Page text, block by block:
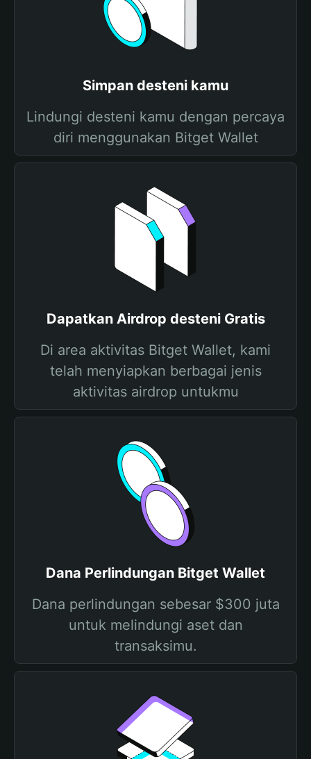
Simpan desteni kamu
Lindungi desteni kamu dengan percaya
diri menggunakan Bitget Wallet
Dapatkan Airdrop desteni Gratis
Di area aktivitas Bitget Wallet, kami
telah menyiapkan berbagai jenis
aktivitas airdrop untukmu
Dana Perlindungan Bitget Wallet
Dana perlindungan sebesar $300 juta
untuk melindungi aset dan
transaksimu.